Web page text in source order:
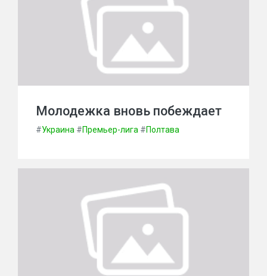
Молодежка вновь побеждает
#Украина #Премьер-лига #Полтава